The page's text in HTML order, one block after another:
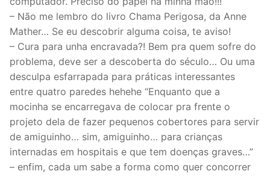
– Não me lembro do livro Chama Perigosa, da Anne
Mather… Se eu descobrir alguma coisa, te aviso!
– Cura para unha encravada?! Bem pra quem sofre do
problema, deve ser a descoberta do século… Ou uma
desculpa esfarrapada para práticas interessantes
entre quatro paredes hehehe “Enquanto que a
mocinha se encarregava de colocar pra frente o
projeto dela de fazer pequenos cobertores para servir
de amiguinho… sim, amiguinho… para crianças
internadas em hospitais e que tem doenças graves…”
– enfim, cada um sabe a forma como quer concorrer